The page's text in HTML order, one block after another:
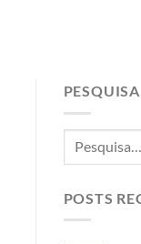
PESQUISA
POSTS